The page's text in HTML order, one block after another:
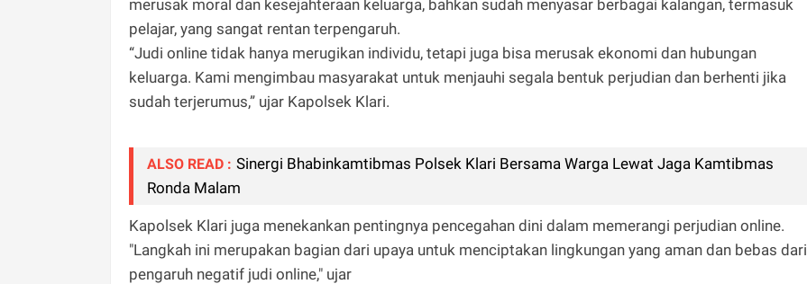
merusak moral dan kesejahteraan keluarga, bahkan sudah menyasar berbagai kalangan, termasuk
pelajar, yang sangat rentan terpengaruh.
“Judi online tidak hanya merugikan individu, tetapi juga bisa merusak ekonomi dan hubungan
keluarga. Kami mengimbau masyarakat untuk menjauhi segala bentuk perjudian dan berhenti jika
sudah terjerumus,” ujar Kapolsek Klari.
ALSO READ : Sinergi Bhabinkamtibmas Polsek Klari Bersama Warga Lewat Jaga Kamtibmas
Ronda Malam‎
Kapolsek Klari juga menekankan pentingnya pencegahan dini dalam memerangi perjudian online.
"Langkah ini merupakan bagian dari upaya untuk menciptakan lingkungan yang aman dan bebas dari
pengaruh negatif judi online," ujar